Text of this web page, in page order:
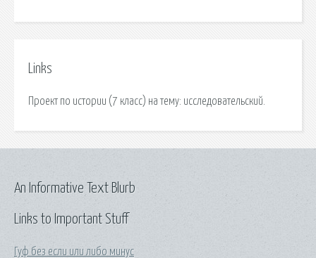
Links
Проект по истории (7 класс) на тему: исследовательский.
Links to Important Stuff
Гуф без если или либо минус
An Informative Text Blurb